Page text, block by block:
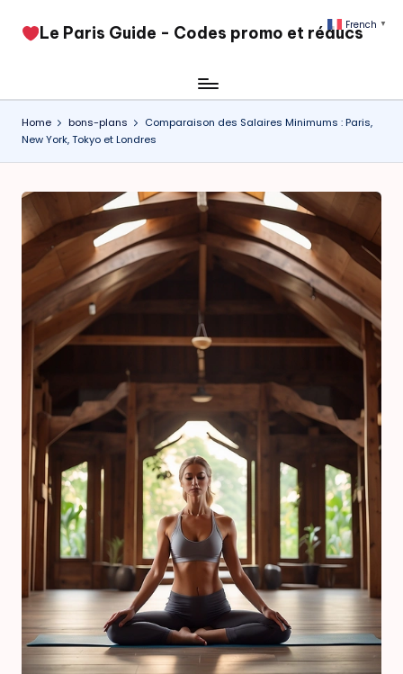
Skip
​Le Paris Guide - Codes promo et réducs
Home bons-plans
Comparaison des Salaires Minimums : Paris,
New York, Tokyo et Londres
French ▼